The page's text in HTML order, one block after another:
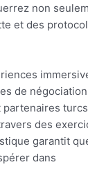
non
et des
de
des
garantit
dans